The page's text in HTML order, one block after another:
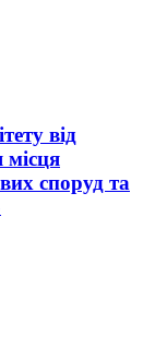
від
споруд та